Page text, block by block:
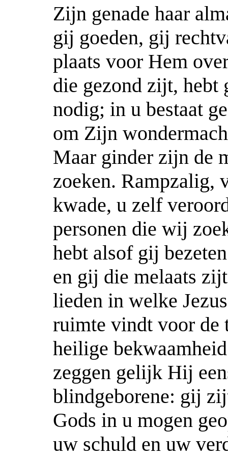
Zijn genade haar
gij goeden, gij
plaats voor Hem
die gezond zijt, hebt
nodig; in u bestaat
om Zijn
Maar ginder zijn de
zoeken. Rampzalig,
kwade, u zelf
personen die wij
hebt alsof gij
en gij die melaats
lieden in welke
ruimte vindt voor de
heilige
zeggen gelijk Hij
blindgeborene: gij
Gods in u mogen
uw schuld en uw